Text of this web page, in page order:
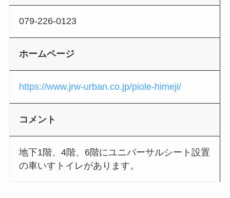
079-226-0123
ホームページ
https://www.jrw-urban.co.jp/piole-himeji/
コメント
地下1階、4階、6階にユニバーサルシート設置
の車いすトイレがあります。